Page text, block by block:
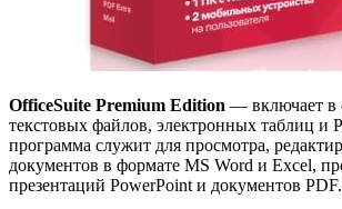
OfficeSuite Premium Edition — включает в
текстовых файлов, электронных таблиц и
программа служит для просмотра,
документов в формате MS Word и Excel,
презентаций PowerPoint и документов PDF.